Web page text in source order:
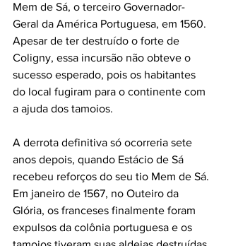
Mem de Sá, o terceiro Governador-
Geral da América Portuguesa, em 1560.
Apesar de ter destruído o forte de
Coligny, essa incursão não obteve o
sucesso esperado, pois os habitantes
do local fugiram para o continente com
a ajuda dos tamoios.
A derrota definitiva só ocorreria sete
anos depois, quando Estácio de Sá
recebeu reforços do seu tio Mem de Sá.
Em janeiro de 1567, no Outeiro da
Glória, os franceses finalmente foram
expulsos da colônia portuguesa e os